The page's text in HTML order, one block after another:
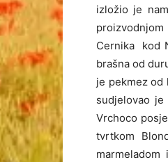
izložio je
Cernika
kod
brašna od
je pekmez od
sudjelovao
Vrchoco
tvrtkom